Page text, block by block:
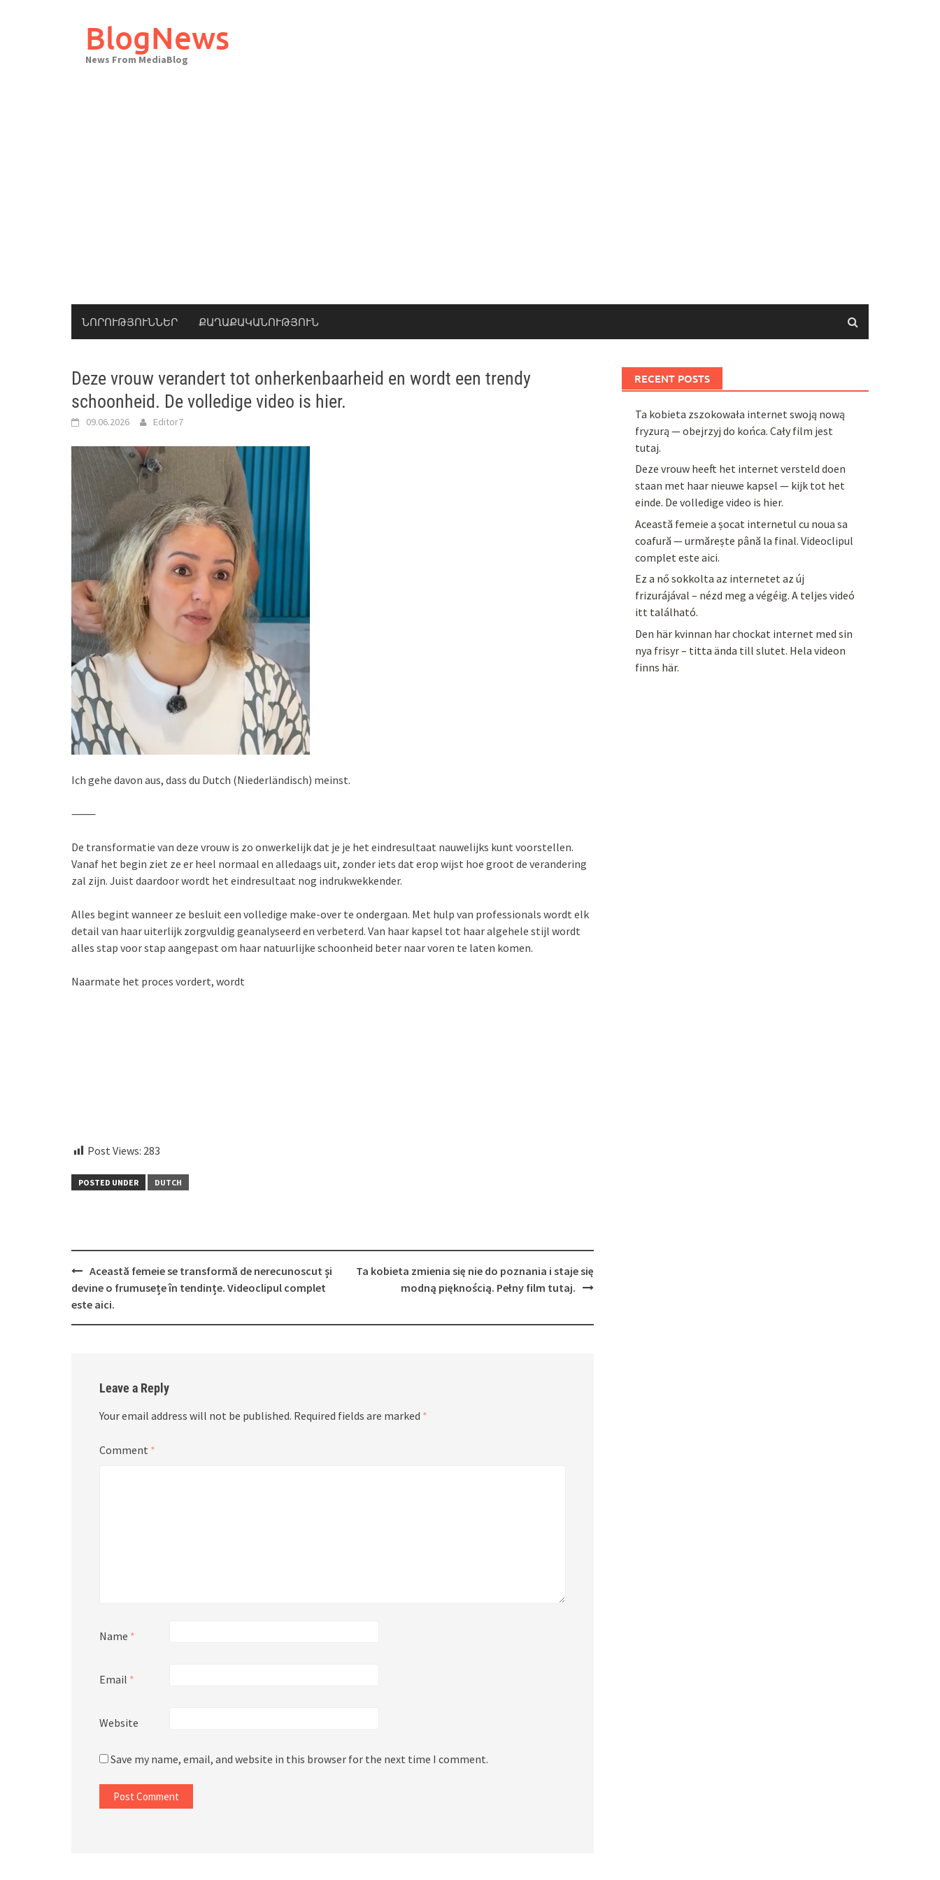
BlogNews
News From MediaBlog
ՆՈՐՈՒԹՅՈՒՆՆԵՐ ՔԱՂԱՔԱԿԱՆՈՒԹՅՈՒՆ
Deze vrouw verandert tot onherkenbaarheid en wordt een trendy
schoonheid. De volledige video is hier.
09.06.2026 Editor7
Ich gehe davon aus, dass du Dutch (Niederländisch) meinst.
⸻
De transformatie van deze vrouw is zo onwerkelijk dat je je het eindresultaat nauwelijks kunt voorstellen.
Vanaf het begin ziet ze er heel normaal en alledaags uit, zonder iets dat erop wijst hoe groot de verandering
zal zijn. Juist daardoor wordt het eindresultaat nog indrukwekkender.
Alles begint wanneer ze besluit een volledige make-over te ondergaan. Met hulp van professionals wordt elk
detail van haar uiterlijk zorgvuldig geanalyseerd en verbeterd. Van haar kapsel tot haar algehele stijl wordt
alles stap voor stap aangepast om haar natuurlijke schoonheid beter naar voren te laten komen.
Naarmate het proces vordert, wordt
Post Views: 283
POSTED UNDER DUTCH
Post
navigation
Această femeie se transformă de nerecunoscut și
devine o frumusețe în tendințe. Videoclipul complet
este aici.
Ta kobieta zmienia się nie do poznania i staje się
modną pięknością. Pełny film tutaj.
Leave a Reply
Your email address will not be published. Required fields are marked *
Comment *
Name *
Email *
Website
Save my name, email, and website in this browser for the next time I comment.
RECENT POSTS
Ta kobieta zszokowała internet swoją nową
fryzurą — obejrzyj do końca. Cały film jest
tutaj.
Deze vrouw heeft het internet versteld doen
staan met haar nieuwe kapsel — kijk tot het
einde. De volledige video is hier.
Această femeie a șocat internetul cu noua sa
coafură — urmărește până la final. Videoclipul
complet este aici.
Ez a nő sokkolta az internetet az új
frizurájával – nézd meg a végéig. A teljes videó
itt található.
Den här kvinnan har chockat internet med sin
nya frisyr – titta ända till slutet. Hela videon
finns här.